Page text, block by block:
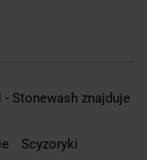
Stonewash znajduje
Scyzoryki